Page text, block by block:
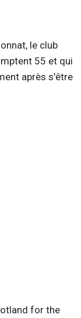
le club
55 et qui
après s'être
for the